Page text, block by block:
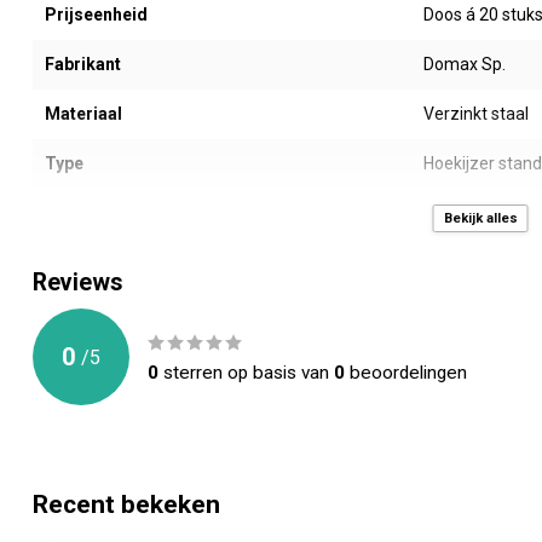
Prijseenheid Doos á 20 stuks
Fabrikant Domax Sp.
Materiaal Verzinkt staal
Type Hoekijzer
60 x 60 x 25 mm
Gewicht (gr)
Montage gaten (mm) 6 stuks -> 6 x Ø5
Toepassing
Bekijk alles
Reviews
0 /5
0 sterren op basis van 0 beoordelingen
Recent bekeken